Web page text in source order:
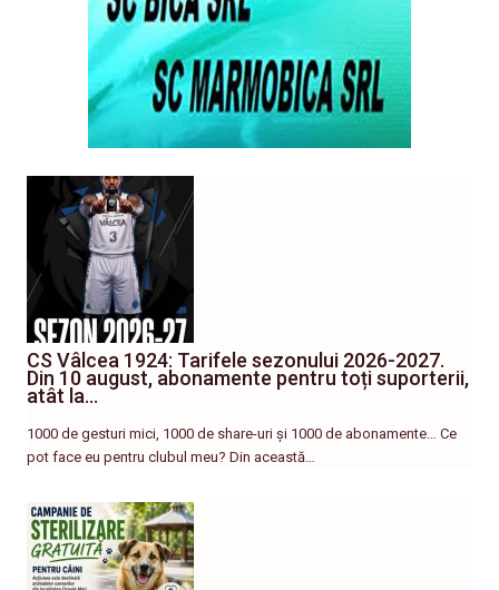
CS Vâlcea 1924: Tarifele sezonului 2026-2027.
Din 10 august, abonamente pentru toți suporterii,
atât la…
1000 de gesturi mici, 1000 de share-uri și 1000 de abonamente… Ce
pot face eu pentru clubul meu? Din această…